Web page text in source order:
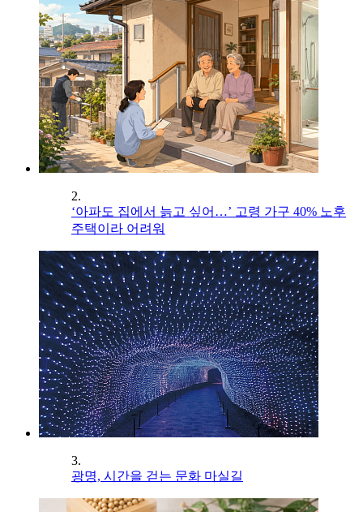
2.
‘아파도 집에서 늙고 싶어…’ 고령 가구 40% 노후
주택이라 어려워
3.
광명, 시간을 걷는 문화 마실길